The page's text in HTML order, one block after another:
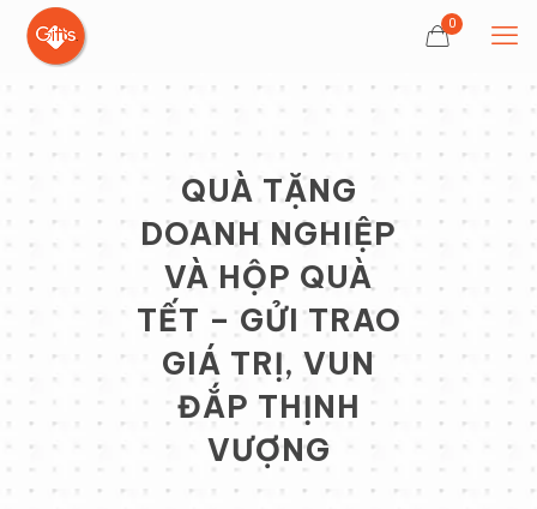
0
QUÀ TẶNG
DOANH NGHIỆP
VÀ HỘP QUÀ
TẾT – GỬI TRAO
GIÁ TRỊ, VUN
ĐẮP THỊNH
VƯỢNG